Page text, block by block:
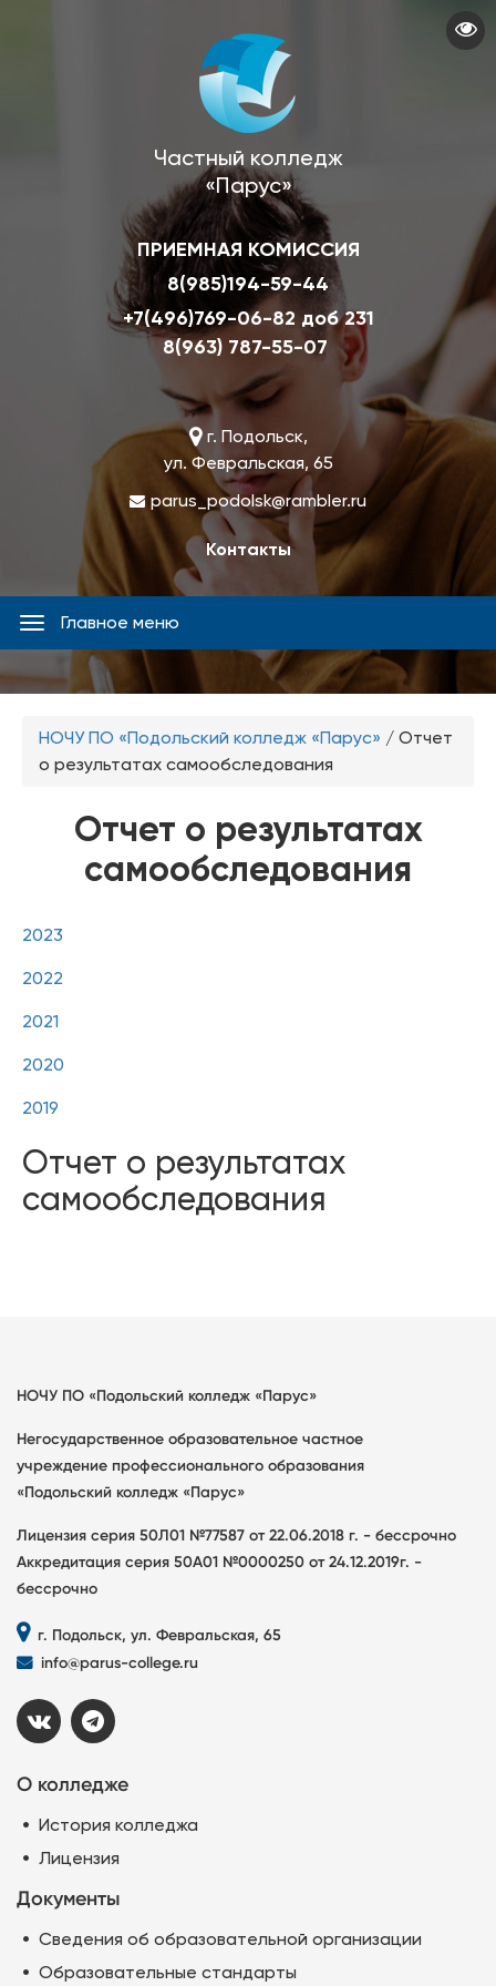
Частный колледж
«Парус»
ПРИЕМНАЯ КОМИССИЯ
8(985)194-59-44
+7(496)769-06-82 доб 231
8(963) 787-55-07
г. Подольск,
ул. Февральская, 65
parus_podolsk@rambler.ru
Контакты
Главное
меню
Главное меню
Вы
здесь
НОЧУ ПО «Подольский колледж «Парус» / Отчет
о результатах самообследования
Отчет о результатах
самообследования
2023
2022
2021
2020
2019
Отчет о результатах
самообследования
НОЧУ ПО «Подольский колледж «Парус»
Негосударственное образовательное частное
учреждение профессионального образования
«Подольский колледж «Парус»
Лицензия серия 50Л01 №77587 от 22.06.2018 г. - бессрочно
Аккредитация серия 50А01 №0000250 от 24.12.2019г. -
бессрочно
г. Подольск, ул. Февральская, 65
info@parus-college.ru
О колледже
История колледжа
Лицензия
Документы
Сведения об образовательной организации
Образовательные стандарты